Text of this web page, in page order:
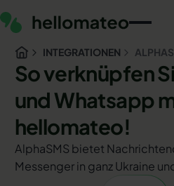
INTEGRATIONEN
So verknüpfen
und Whatsapp
hellomateo!
AlphaSMS bietet
Messenger in ganz Ukraine